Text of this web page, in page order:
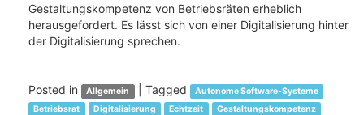
Gestaltungskompetenz von Betriebsräten erheblich
herausgefordert. Es lässt sich von einer Digitalisierung hinter
der Digitalisierung sprechen.
Posted in Allgemein Tagged
Autonome Software-Systeme
Betriebsrat
Digitalisierung Echtzeit
Gestaltungskompetenz